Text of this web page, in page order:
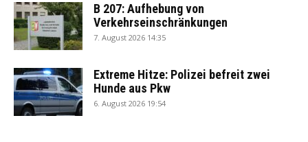
B 207: Aufhebung von
Verkehrseinschränkungen
7. August 2026 14:35
Extreme Hitze: Polizei befreit zwei
Hunde aus Pkw
6. August 2026 19:54